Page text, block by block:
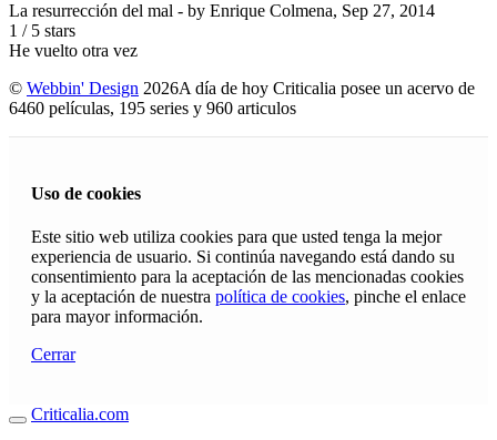
La resurrección del mal - by Enrique Colmena, Sep 27, 2014
1 / 5 stars
He vuelto otra vez
© Webbin' Design 2026A día de hoy Criticalia posee un acervo de
6460 películas, 195 series y 960 articulos
Uso de cookies
Este sitio web utiliza cookies para que usted tenga la mejor
experiencia de usuario. Si continúa navegando está dando su
consentimiento para la aceptación de las mencionadas cookies
y la aceptación de nuestra política de cookies, pinche el enlace
para mayor información.
Cerrar
Criticalia.com